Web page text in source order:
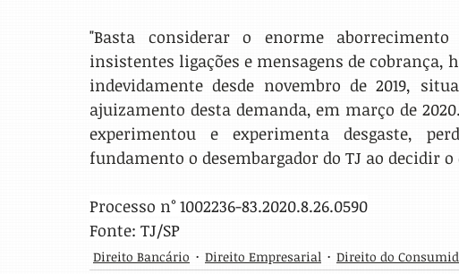
"Basta considerar o enorme
insistentes ligações e mensagens de cobrança,
indevidamente desde novembro de 2019,
ajuizamento desta demanda, em março de
experimentou e experimenta desgaste,
fundamento o desembargador do TJ ao decidir o
Processo n° 1002236-83.2020.8.26.0590
Fonte: TJ/SP
Direito Bancário Direito Empresarial Direito do